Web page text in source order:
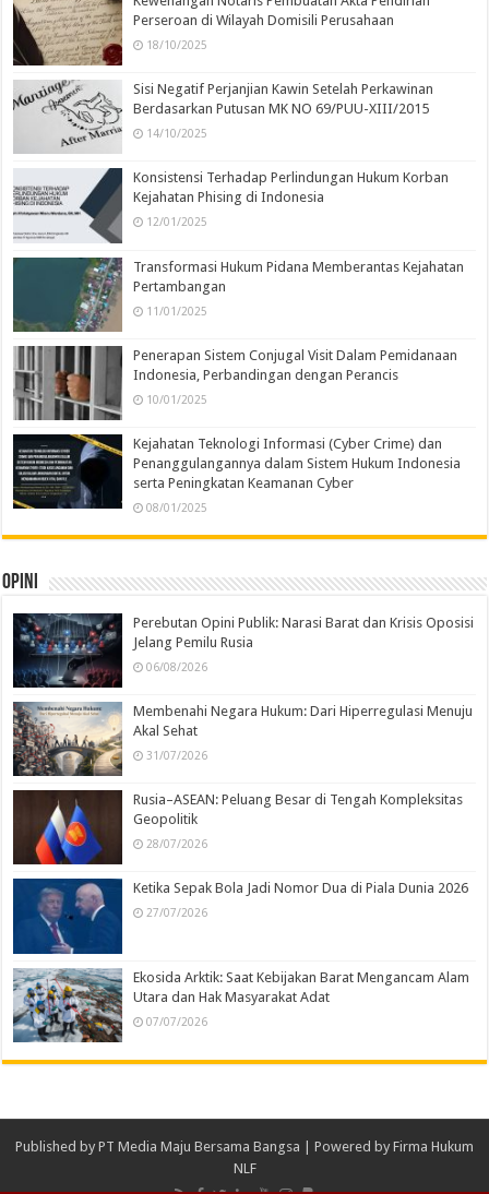
Perseroan di Wilayah Domisili Perusahaan
18/10/2025
Sisi Negatif Perjanjian Kawin Setelah Perkawinan
Berdasarkan Putusan MK NO 69/PUU-XIII/2015
14/10/2025
Konsistensi Terhadap Perlindungan Hukum Korban
Kejahatan Phising di Indonesia
12/01/2025
Transformasi Hukum Pidana Memberantas Kejahatan
Pertambangan
11/01/2025
Penerapan Sistem Conjugal Visit Dalam Pemidanaan
Indonesia, Perbandingan dengan Perancis
10/01/2025
Kejahatan Teknologi Informasi (Cyber Crime) dan
Penanggulangannya dalam Sistem Hukum Indonesia
serta Peningkatan Keamanan Cyber
08/01/2025
Opini
Perebutan Opini Publik: Narasi Barat dan Krisis Oposisi
Jelang Pemilu Rusia
06/08/2026
Membenahi Negara Hukum: Dari Hiperregulasi Menuju
Akal Sehat
31/07/2026
Rusia–ASEAN: Peluang Besar di Tengah Kompleksitas
Geopolitik
28/07/2026
Ketika Sepak Bola Jadi Nomor Dua di Piala Dunia 2026
27/07/2026
Ekosida Arktik: Saat Kebijakan Barat Mengancam Alam
Utara dan Hak Masyarakat Adat
07/07/2026
Published by PT Media Maju Bersama Bangsa | Powered by Firma Hukum
NLF